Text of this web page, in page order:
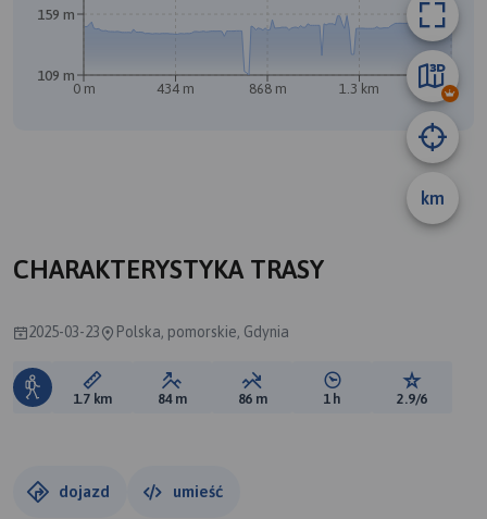
km
0 m 434 m 868 m 1.3 km 1.7 km
109 m
159 m
CHARAKTERYSTYKA TRASY
2025-03-23 Polska, pomorskie, Gdynia
Długość trasy:
1.7 km Suma przewyższeń:
84 m Suma spadków:
86 m Średni czas potrzebny
1 h Ocena
2.9/6
dojazd umieść